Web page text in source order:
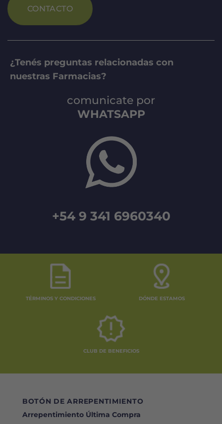
CONTACTO
¿Tenés preguntas relacionadas con
nuestras Farmacias?
comunicate por
WHATSAPP
+54 9 341 6960340
TÉRMINOS Y CONDICIONES DÓNDE ESTAMOS
CLUB DE BENEFICIOS
BOTÓN DE ARREPENTIMIENTO
Arrepentimiento Última Compra